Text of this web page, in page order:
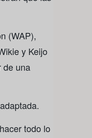
(WAP),
y Keijo
de una
todo lo